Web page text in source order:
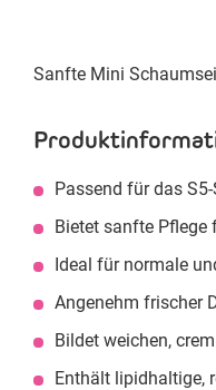
Sanfte Mini
Passend für das
Bietet sanfte Pflege
Ideal für normale
Angenehm frischer
Bildet weichen,
Enthält lipidhaltige,